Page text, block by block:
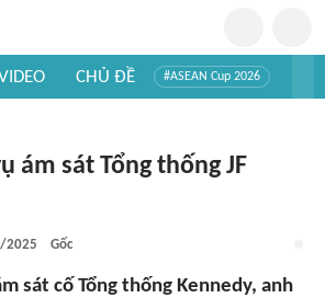
CHỦ ĐỀ #ASEAN Cup 2026
ám sát Tổng thống JF
2025 Gốc
sát cố Tổng thống Kennedy, anh